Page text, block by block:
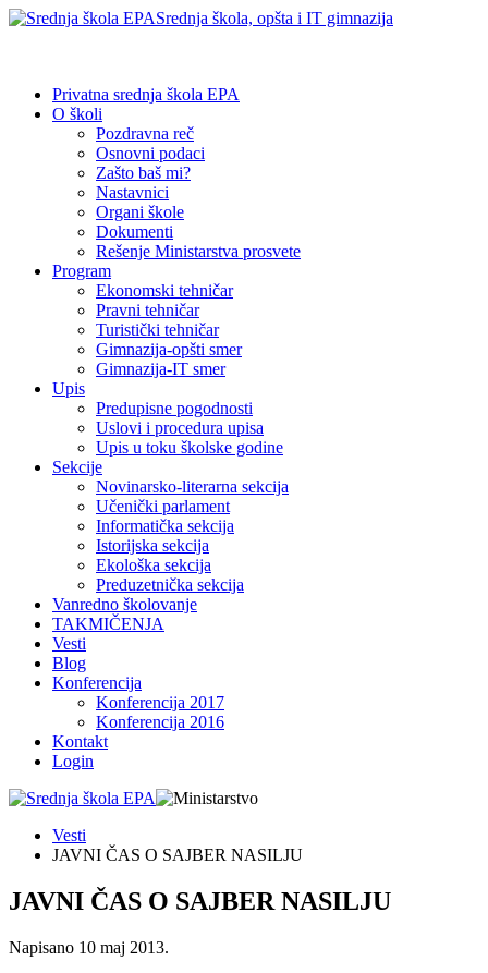
Srednja škola, opšta i IT gimnazija
Privatna srednja škola EPA
O školi
Pozdravna reč
Osnovni podaci
Zašto baš mi?
Nastavnici
Organi škole
Dokumenti
Rešenje Ministarstva prosvete
Program
Ekonomski tehničar
Pravni tehničar
Turistički tehničar
Gimnazija-opšti smer
Gimnazija-IT smer
Upis
Predupisne pogodnosti
Uslovi i procedura upisa
Upis u toku školske godine
Sekcije
Novinarsko-literarna sekcija
Učenički parlament
Informatička sekcija
Istorijska sekcija
Ekološka sekcija
Preduzetnička sekcija
Vanredno školovanje
TAKMIČENJA
Vesti
Blog
Konferencija
Konferencija 2017
Konferencija 2016
Kontakt
Login
Vesti
JAVNI ČAS O SAJBER NASILJU
JAVNI ČAS O SAJBER NASILJU
Napisano 10 maj 2013.